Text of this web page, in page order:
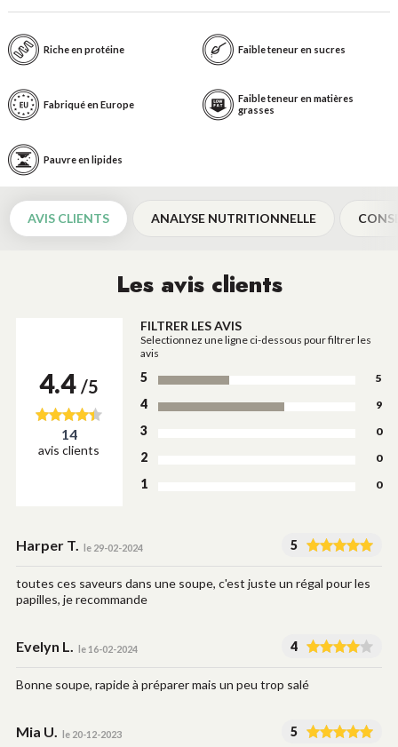
Riche en protéine Faible teneur en sucres
Fabriqué en Europe
Faible teneur en matières
grasses
Pauvre en lipides
AVIS CLIENTS ANALYSE NUTRITIONNELLE
Les avis clients
4.4 /5
14
avis clients
FILTRER LES AVIS
Selectionnez une ligne ci-dessous pour filtrer les
avis
5 5
4 9
3 0
2 0
1 0
Harper T. le 29-02-2024 5
toutes ces saveurs dans une soupe, c'est juste un régal pour les
papilles, je recommande
Evelyn L. le 16-02-2024 4
Bonne soupe, rapide à préparer mais un peu trop salé
Mia U. le 20-12-2023 5